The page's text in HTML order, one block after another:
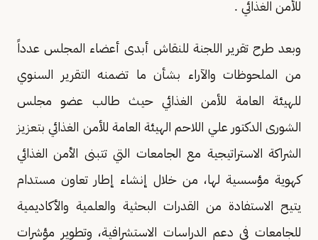
للأمن الغذائي .
وبعد طرح تقرير اللجنة للنقاش أبدى أعضاء المجلس عدداً
من الملحوظات والآراء بشأن ما تضمنه التقرير السنوي
للهيئة العامة للأمن الغذائي حيث طالب عضو مجلس
الشورى الدكتور علي اللاحم الهيئة العامة للأمن الغذائي بتعزيز
الشراكة الاستراتيجية مع الجامعات التي تتبنى الأمن الغذائي
كهوية مؤسسية لها، من خلال إنشاء إطار تعاون مستدام
يتيح الاستفادة من القدرات البحثية والعلمية والأكاديمية
للجامعات في دعم الدراسات الاستشرافية، وتطوير مؤشرات